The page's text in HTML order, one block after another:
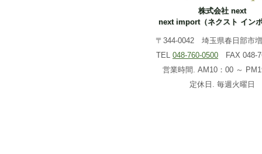
株式会社 next
next import（ネクスト イン
〒344-0042 埼玉県春日部市
TEL 048-760-0500 FAX 048-
営業時間. AM10：00 ～
定休日. 毎週火曜日